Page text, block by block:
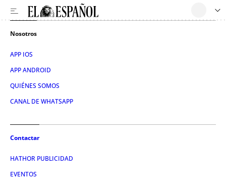
Nosotros
APP IOS
APP ANDROID
QUIÉNES SOMOS
CANAL DE WHATSAPP
Contactar
HATHOR PUBLICIDAD
EVENTOS